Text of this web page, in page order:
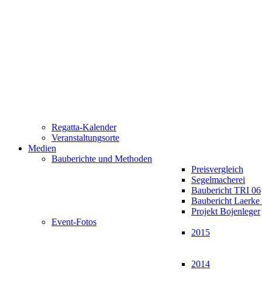
Regatta-Kalender
Veranstaltungsorte
Medien
Bauberichte und Methoden
Preisvergleich
Segelmacherei
Baubericht TRI 06
Baubericht
Projekt Bojenleger
Event-Fotos
2015
2014